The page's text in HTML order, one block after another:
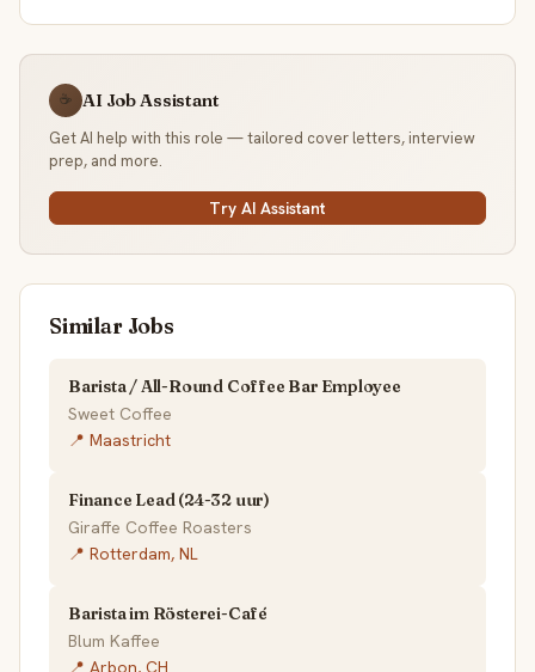
☕ AI Job Assistant
Get AI help with this role — tailored cover letters, interview
prep, and more.
Try AI Assistant
Similar Jobs
Barista / All-Round Coffee Bar Employee
Sweet Coffee
📍 Maastricht
Finance Lead (24-32 uur)
Giraffe Coffee Roasters
📍 Rotterdam, NL
Barista im Rösterei-Café
Blum Kaffee
📍 Arbon, CH